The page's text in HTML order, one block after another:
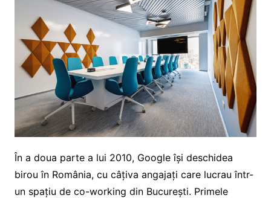
În a doua parte a lui 2010, Google își deschidea
birou în România, cu câțiva angajați care lucrau într-
un spațiu de co-working din București. Primele